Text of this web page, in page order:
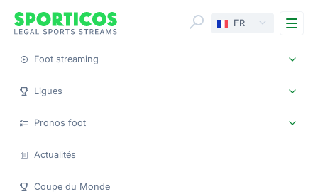
FR
Foot streaming
Ligues
Pronos foot
Actualités
Coupe du Monde